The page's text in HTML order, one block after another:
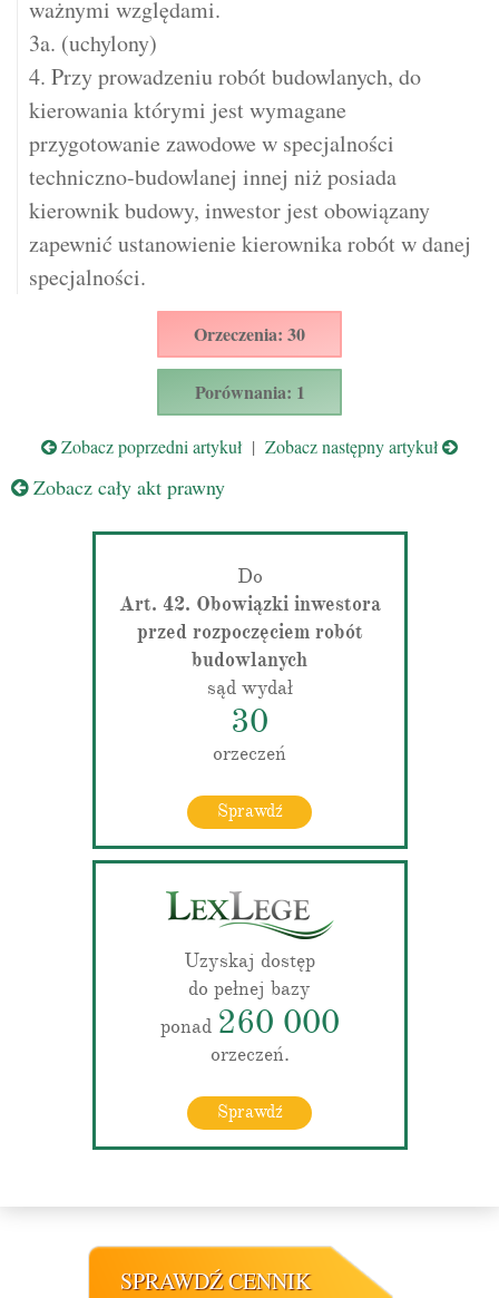
ważnymi względami.
3a. (uchylony)
4. Przy prowadzeniu robót budowlanych, do
kierowania którymi jest wymagane
przygotowanie zawodowe w specjalności
techniczno-budowlanej innej niż posiada
kierownik budowy, inwestor jest obowiązany
zapewnić ustanowienie kierownika robót w danej
specjalności.
Orzeczenia: 30
Porównania: 1
Zobacz poprzedni artykuł | Zobacz następny artykuł
Zobacz cały akt prawny
Do
Art. 42. Obowiązki inwestora
przed rozpoczęciem robót
budowlanych
sąd wydał
30
orzeczeń
Sprawdź
Uzyskaj dostęp
do pełnej bazy
ponad 260 000
orzeczeń.
Sprawdź
SPRAWDŹ CENNIK